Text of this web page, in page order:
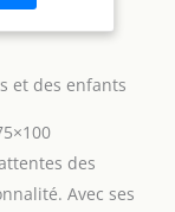
de
du parc
qui
Les
freins
et des enfants
des
Avec ses